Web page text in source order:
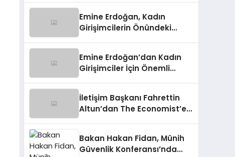
Emine Erdoğan, Kadın
Girişimcilerin Önündeki
Emine Erdoğan’dan Kadın
Girişimciler İçin Önemli
İletişim Başkanı Fahrettin
Altun’dan The Economist’e
Bakan Hakan Fidan, Münih
Güvenlik Konferansı’nda